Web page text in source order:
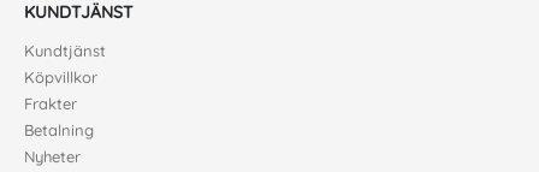
KUNDTJÄNST
Kundtjänst
Köpvillkor
Frakter
Betalning
Nyheter